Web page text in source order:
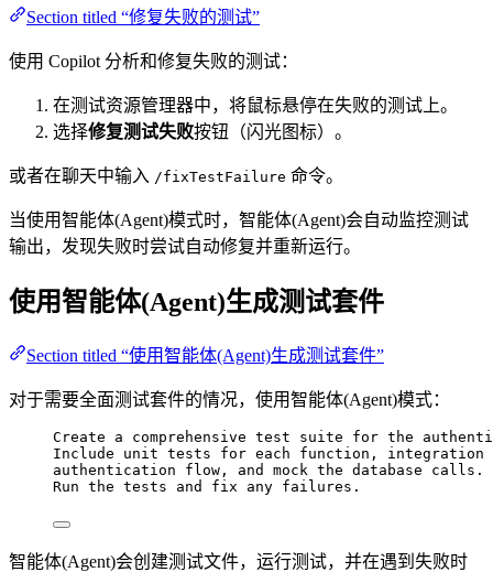
Section titled “修复失败的测试”
使用 Copilot 分析和修复失败的测试：
在测试资源管理器中，将鼠标悬停在失败的测试上。
选择修复测试失败按钮（闪光图标）。
或者在聊天中输入 /fixTestFailure 命令。
当使用智能体(Agent)模式时，智能体(Agent)会自动监控测试
输出，发现失败时尝试自动修复并重新运行。
使用智能体(Agent)生成测试套件
Section titled “使用智能体(Agent)生成测试套件”
对于需要全面测试套件的情况，使用智能体(Agent)模式：
Create a comprehensive test suite for the
Include unit tests for each function,
authentication flow, and mock the database calls.
Run the tests and fix any failures.
智能体(Agent)会创建测试文件，运行测试，并在遇到失败时